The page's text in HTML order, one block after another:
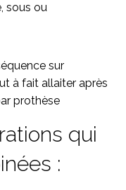
sous ou
sur
à fait allaiter après
prothèse
qui
: